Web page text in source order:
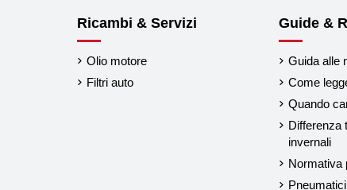
Ricambi & Servizi
Olio motore
Filtri auto
Guide &
Guida alle
Come
Quando
Differenza
invernali
Normativa